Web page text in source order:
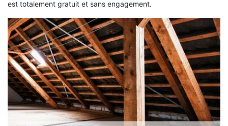
est totalement gratuit et sans engagement.